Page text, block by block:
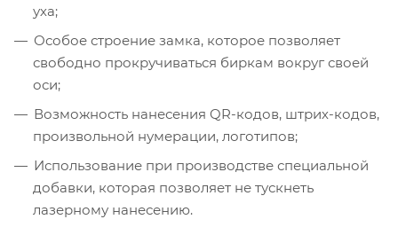
уха;
Особое строение замка, которое позволяет
свободно прокручиваться биркам вокруг своей
оси;
Возможность нанесения QR-кодов, штрих-кодов,
произвольной нумерации, логотипов;
Использование при производстве специальной
добавки, которая позволяет не тускнеть
лазерному нанесению.